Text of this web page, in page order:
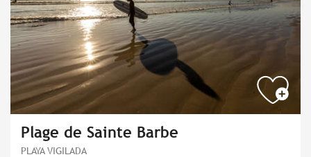
Plage de Sainte Barbe
PLAYA VIGILADA